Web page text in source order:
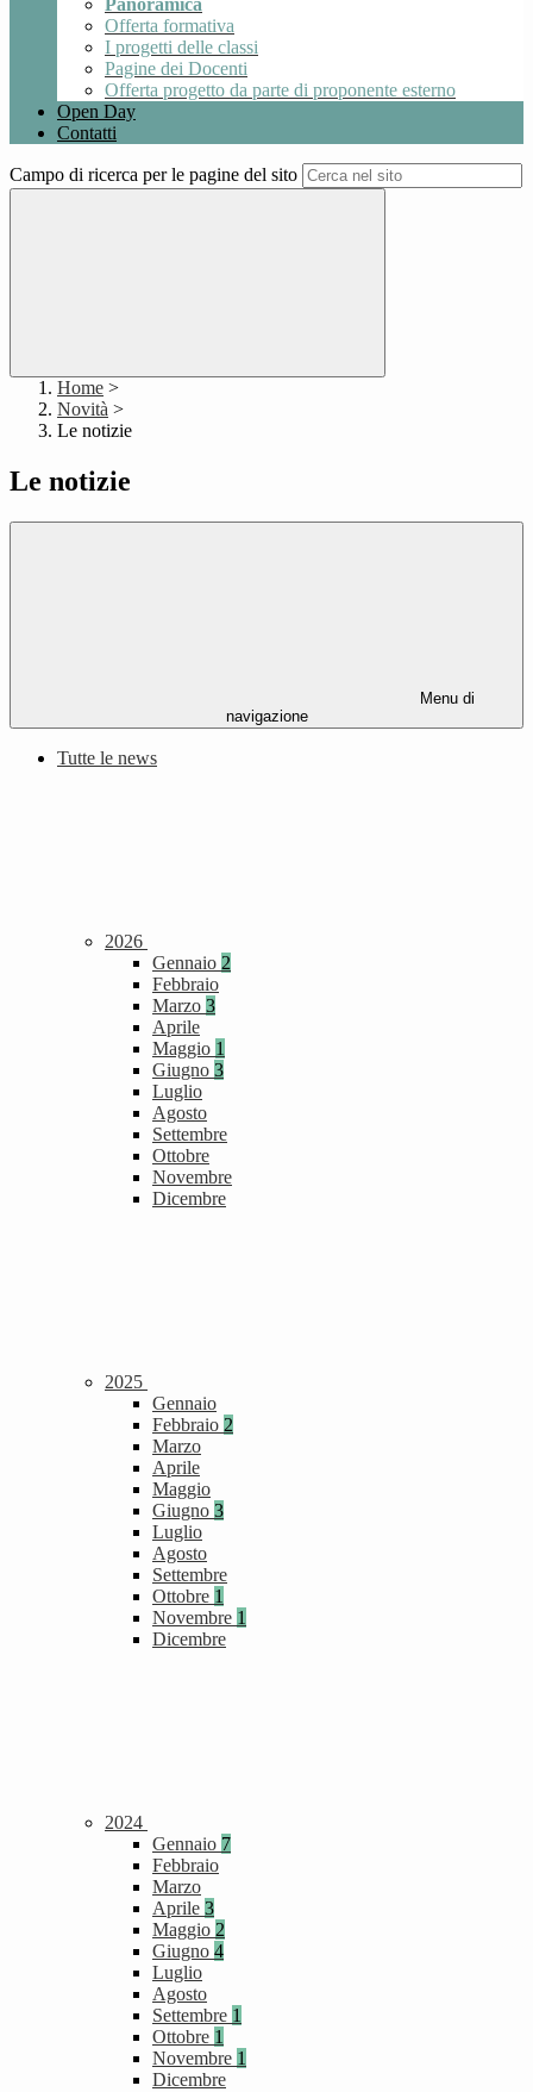
Panoramica
Offerta formativa
I progetti delle classi
Pagine dei Docenti
Offerta progetto da parte di proponente esterno
Open Day
Contatti
Campo di ricerca per le pagine del sito
Home >
Novità >
Le notizie
Le notizie
Menu di
navigazione
Tutte le news
2026
Gennaio 2
Febbraio
Marzo 3
Aprile
Maggio 1
Giugno 3
Luglio
Agosto
Settembre
Ottobre
Novembre
Dicembre
2025
Gennaio
Febbraio 2
Marzo
Aprile
Maggio
Giugno 3
Luglio
Agosto
Settembre
Ottobre 1
Novembre 1
Dicembre
2024
Gennaio 7
Febbraio
Marzo
Aprile 3
Maggio 2
Giugno 4
Luglio
Agosto
Settembre 1
Ottobre 1
Novembre 1
Dicembre